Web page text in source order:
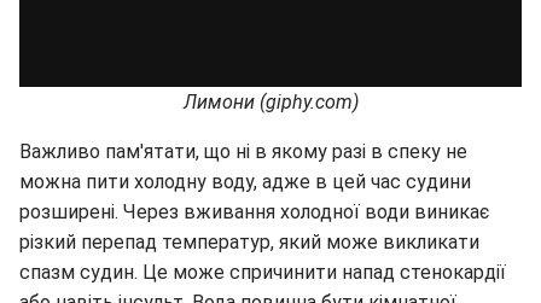
Лимони (giphy.com)
Важливо пам'ятати, що ні в якому разі в спеку не
можна пити холодну воду, адже в цей час судини
розширені. Через вживання холодної води виникає
різкий перепад температур, який може викликати
спазм судин. Це може спричинити напад стенокардії